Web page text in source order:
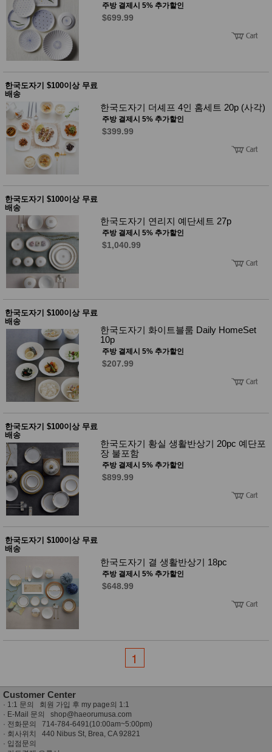
주방 결제시 5% 추가할인
$699.99
한국도자기 $100이상 무료
배송
한국도자기 더셰프 4인 홈세트 20p (사각)
주방 결제시 5% 추가할인
$399.99
한국도자기 $100이상 무료
배송
한국도자기 연리지 예단세트 27p
주방 결제시 5% 추가할인
$1,040.99
한국도자기 $100이상 무료
배송
한국도자기 화이트블룸 Daily HomeSet
10p
주방 결제시 5% 추가할인
$207.99
한국도자기 $100이상 무료
배송
한국도자기 황실 생활반상기 20pc 예단포
장 불포함
주방 결제시 5% 추가할인
$899.99
한국도자기 $100이상 무료
배송
한국도자기 결 생활반상기 18pc
주방 결제시 5% 추가할인
$648.99
1
Customer Center
· 1:1 문의 회원 가입 후 my page의 1:1
· E-Mail 문의 shop@haeorumusa.com
· 전화문의 714-784-6491(10:00am~5:00pm)
· 회사위치 440 Nibus St, Brea, CA 92821
· 입점문의